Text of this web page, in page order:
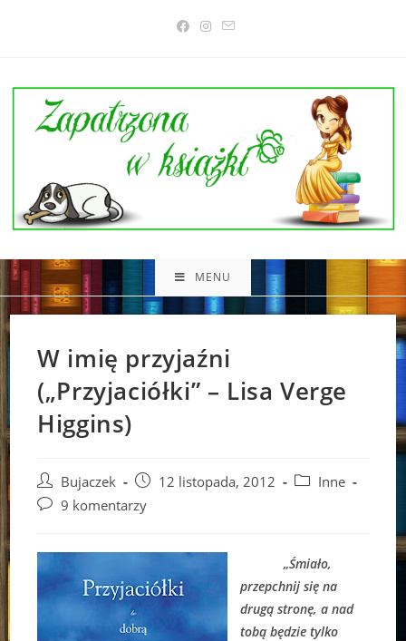
MENU
W imię przyjaźni
(„Przyjaciółki” – Lisa Verge
Higgins)
Post
author:
Bujaczek
Post
published:
12 listopada, 2012
PostInne
Post9 komentarzy
„Śmiało,
przepchnij się na
drugą stronę, a nad
tobą będzie tylko